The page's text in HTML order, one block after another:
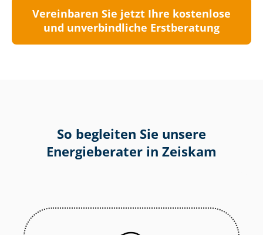
Vereinbaren Sie jetzt Ihre kostenlose
und unverbindliche Erstberatung
So begleiten Sie unsere
Energieberater in Zeiskam